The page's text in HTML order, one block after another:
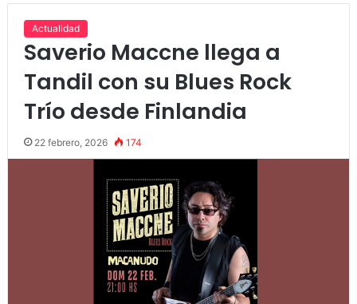
Actualidad
Saverio Maccne llega a
Tandil con su Blues Rock
Trío desde Finlandia
22 febrero, 2026 174